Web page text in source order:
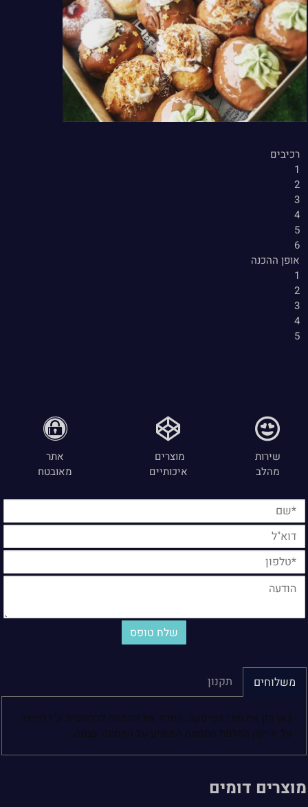
רכיבים
1
2
3
4
5
6
אופן ההכנה
1
2
3
4
5
שירות
מהלב
מוצרים
איכותיים
אתר
מאובטח
משלוחים תקנון
כאן הזן את תוכן הפיסקה. החלף את התמונה לרלוונטית ע"י לחיצה
על אייקון החלפת התמונה המופיע על התמונה עצמה.
מוצרים דומים